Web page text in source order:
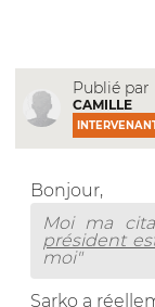
Publié par
CAMILLE
Bonjour,
Moi ma
président
moi"
Sarko a